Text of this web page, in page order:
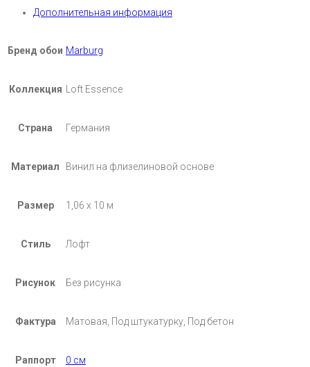
Дополнительная информация
Бренд обои Marburg
Коллекция Loft Essence
Страна Германия
Материал Винил на флизелиновой основе
Размер 1,06 х 10 м
Стиль Лофт
Рисунок Без рисунка
Фактура Матовая, Под штукатурку, Под бетон
Раппорт 0 см